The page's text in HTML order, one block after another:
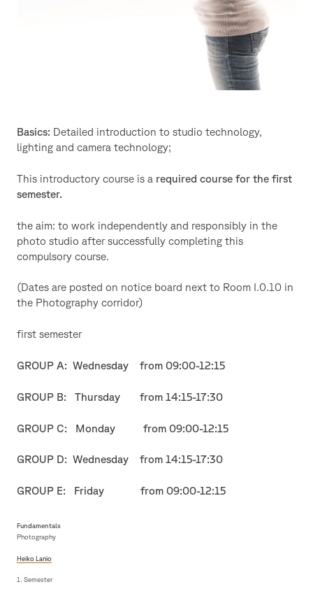
Basics: Detailed introduction to studio technology,
lighting and camera technology;
This introductory course is a required course for the first
semester.
the aim: to work independently and responsibly in the
photo studio after successfully completing this
compulsory course.
(Dates are posted on notice board next to Room I.0.10 in
the Photography corridor)
first semester
GROUP A: Wednesday from 09:00-12:15
GROUP B: Thursday from 14:15-17:30
GROUP C: Monday from 09:00-12:15
GROUP D: Wednesday from 14:15-17:30
GROUP E: Friday from 09:00-12:15
Fundamentals
Photography
Heiko Lanio
1. Semester